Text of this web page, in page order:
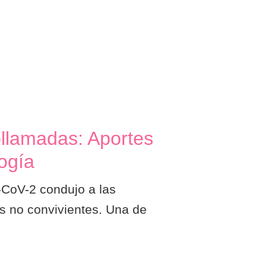
Aportes
2 condujo a las
no convivientes. Una de